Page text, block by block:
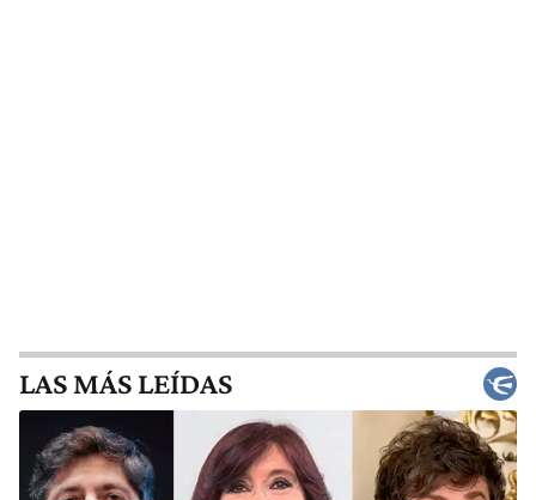
LAS MÁS LEÍDAS